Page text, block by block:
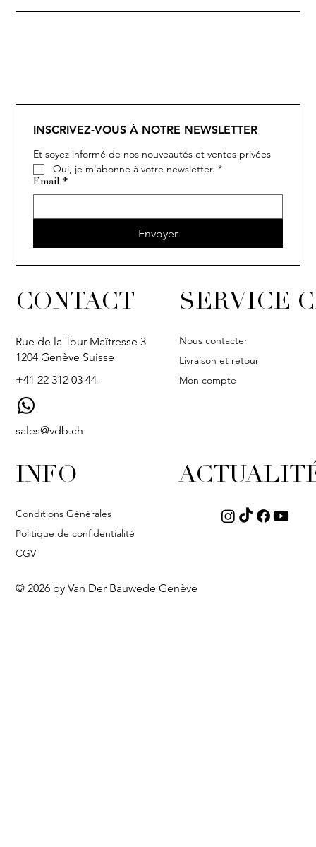
INSCRIVEZ-VOUS À NOTRE NEWSLETTER
Et soyez informé de nos nouveautés et ventes privées
Oui, je m'abonne à votre newsletter. *
Email *
Envoyer
CONTACT
Rue de la Tour-Maîtresse 3
1204 Genève Suisse
+41 22 312 03 44
sales@vdb.ch
SERVICE
Nous contacter
Livraison et retour
Mon compte
INFO
Conditions Générales
Politique de confidentialité
CGV
© 2026 by Van Der Bauwede Genève